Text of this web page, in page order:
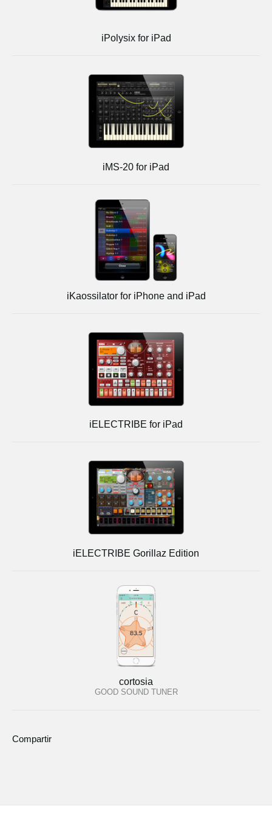
iPolysix for iPad
iMS-20 for iPad
iKaossilator for iPhone and iPad
iELECTRIBE for iPad
iELECTRIBE Gorillaz Edition
cortosia
GOOD SOUND TUNER
Compartir